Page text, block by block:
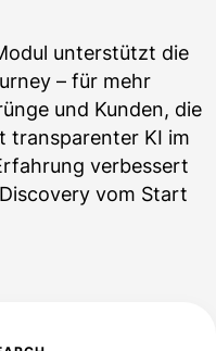
unterstützt die
– für mehr
und Kunden, die
transparenter KI im
verbessert
vom Start